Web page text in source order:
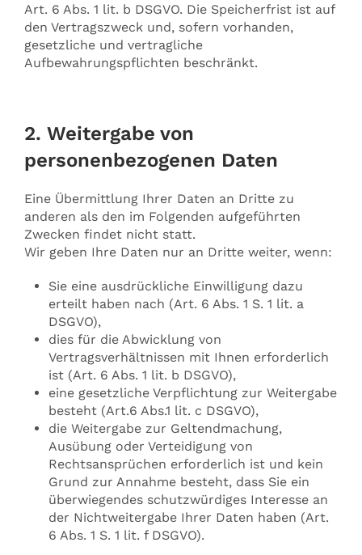
Art. 6 Abs. 1 lit. b DSGVO. Die Speicherfrist ist auf
den Vertragszweck und, sofern vorhanden,
gesetzliche und vertragliche
Aufbewahrungspflichten beschränkt.
2. Weitergabe von
personenbezogenen Daten
Eine Übermittlung Ihrer Daten an Dritte zu
anderen als den im Folgenden aufgeführten
Zwecken findet nicht statt.
Wir geben Ihre Daten nur an Dritte weiter, wenn:
Sie eine ausdrückliche Einwilligung dazu
erteilt haben nach (Art. 6 Abs. 1 S. 1 lit. a
DSGVO),
dies für die Abwicklung von
Vertragsverhältnissen mit Ihnen erforderlich
ist (Art. 6 Abs. 1 lit. b DSGVO),
eine gesetzliche Verpflichtung zur Weitergabe
besteht (Art.6 Abs.1 lit. c DSGVO),
die Weitergabe zur Geltendmachung,
Ausübung oder Verteidigung von
Rechtsansprüchen erforderlich ist und kein
Grund zur Annahme besteht, dass Sie ein
überwiegendes schutzwürdiges Interesse an
der Nichtweitergabe Ihrer Daten haben (Art.
6 Abs. 1 S. 1 lit. f DSGVO).